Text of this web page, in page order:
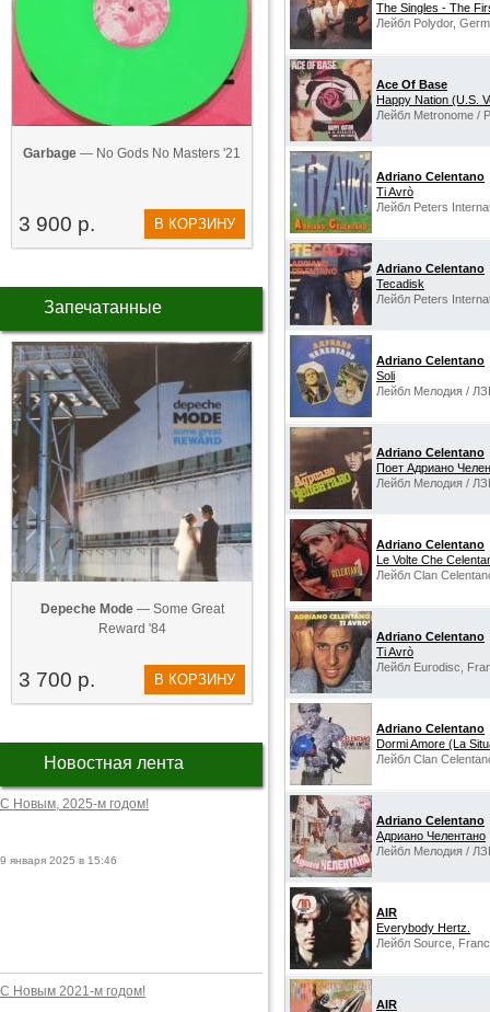
Garbage — No Gods No Masters '21
3 900 р. В КОРЗИНУ
Запечатанные
Depeche Mode— Some Great
Reward '84
3 700 р. В КОРЗИНУ
Новостная лента
С Новым, 2025-м годом!
9 января 2025 в 15:46
С Новым 2021-м годом!
The Singles - The
Лейбл Polydor,
Ace Of Base
Happy Nation (U.S.
Лейбл Metronome /
Adriano Celentano
Ti Avrò
Лейбл Peters
Adriano Celentano
Tecadisk
Лейбл Peters
Adriano Celentano
Soli
Лейбл Мелодия /
Adriano Celentano
Поет Адриано
Лейбл Мелодия /
Adriano Celentano
Le Volte Che
Лейбл Clan
Adriano Celentano
Ti Avrò
Лейбл Eurodisc,
Adriano Celentano
Dormi Amore (La
Лейбл Clan
Adriano Celentano
Адриано Челентано
Лейбл Мелодия /
AIR
Everybody Hertz.
Лейбл Source,
AIR